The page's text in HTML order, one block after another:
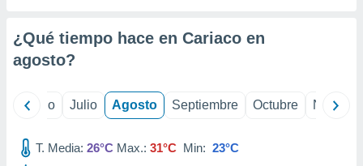
e
mediante
publicidad
publicidad
¿Qué tiempo hace en Cariaco en
agosto?
Junio Julio Agosto Septiembre Octubre
T. Media: 26°C Max.: 31°C Min: 23°C